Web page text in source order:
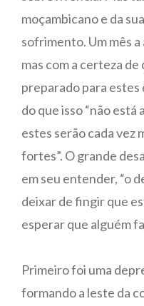
moçambicano e da
sofrimento. Um mês
mas com a certeza
preparado para estes
do que isso “não
estes serão cada vez
fortes”. O grande
em seu entender, “o
deixar de fingir que
esperar que alguém
Primeiro foi uma
formando a leste da